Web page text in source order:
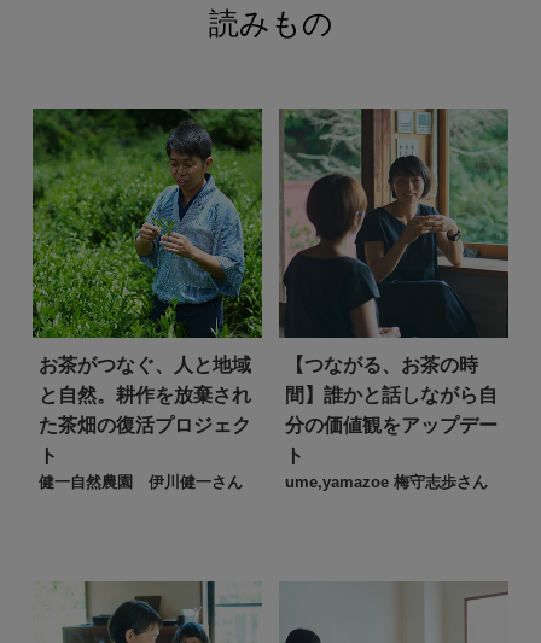
読みもの
お茶がつなぐ、人と地域
と自然。耕作を放棄され
た茶畑の復活プロジェク
ト
健一自然農園 伊川健一さん
【つながる、お茶の時
間】誰かと話しながら自
分の価値観をアップデー
ト
ume,yamazoe 梅守志歩さん